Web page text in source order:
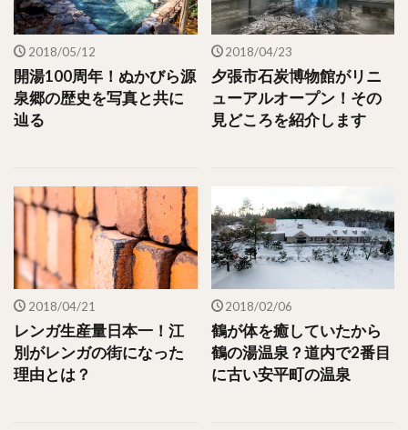
2018/05/12
開湯100周年！ぬかびら源
泉郷の歴史を写真と共に
辿る
2018/04/23
夕張市石炭博物館がリニ
ューアルオープン！その
見どころを紹介します
2018/04/21
レンガ生産量日本一！江
別がレンガの街になった
理由とは？
2018/02/06
鶴が体を癒していたから
鶴の湯温泉？道内で2番目
に古い安平町の温泉